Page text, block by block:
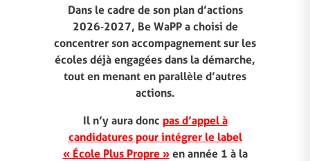
Dans le cadre de son plan d’actions
2026‑2027, Be WaPP a choisi de
concentrer son accompagnement sur les
écoles déjà engagées dans la démarche,
tout en menant en parallèle d’autres
actions.
Il n’y aura donc pas d’appel à
candidatures pour intégrer le label
« École Plus Propre »en année 1 à la